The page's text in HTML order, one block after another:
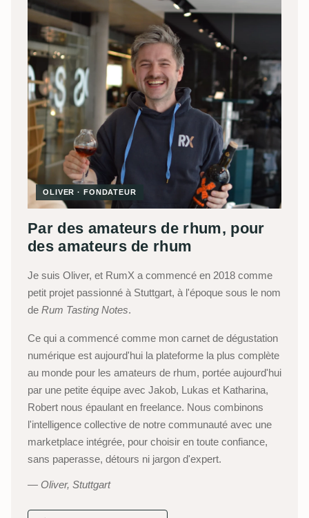
OLIVER · FONDATEUR
Par des amateurs de rhum, pour
des amateurs de rhum
Je suis Oliver, et RumX a commencé en 2018 comme
petit projet passionné à Stuttgart, à l'époque sous le nom
de Rum Tasting Notes.
Ce qui a commencé comme mon carnet de dégustation
numérique est aujourd'hui la plateforme la plus complète
au monde pour les amateurs de rhum, portée aujourd'hui
par une petite équipe avec Jakob, Lukas et Katharina,
Robert nous épaulant en freelance. Nous combinons
l'intelligence collective de notre communauté avec une
marketplace intégrée, pour choisir en toute confiance,
sans paperasse, détours ni jargon d'expert.
Oliver, Stuttgart